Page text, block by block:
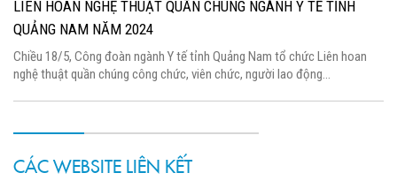
LIÊN HOAN NGHỆ THUẬT QUẦN CHÚNG NGÀNH Y TẾ TỈNH
QUẢNG NAM NĂM 2024
Chiều 18/5, Công đoàn ngành Y tế tỉnh Quảng Nam tổ chức Liên hoan
nghệ thuật quần chúng công chức, viên chức, người lao động...
CÁC WEBSITE LIÊN KẾT